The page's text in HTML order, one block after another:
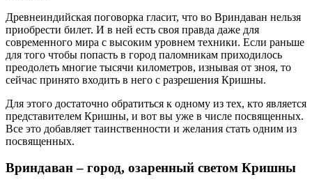
Древнеиндийская поговорка гласит, что во Вриндаван нельзя
приобрести билет. И в ней есть своя правда даже для
современного мира с высоким уровнем техники. Если раньше
для того чтобы попасть в город паломникам приходилось
преодолеть многие тысячи километров, изнывая от зноя, то
сейчас принято входить в него с разрешения Кришны.
Для этого достаточно обратиться к одному из тех, кто является
представителем Кришны, и вот вы уже в числе посвященных.
Все это добавляет таинственности и желания стать одним из
посвященных.
Вриндаван – город, озаренный светом Кришны